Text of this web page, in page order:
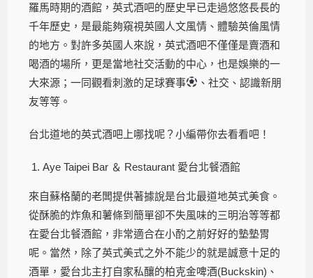
羅馬時期的酒館，英式酒吧的歷史早已走過悠悠長長的
千年歷史，是最能夠窺視英國人文風情、體驗英倫風情
的地方。對許多英國人來說，英式酒吧不僅僅是賣酒和
喝酒的場所，更是當地社交活動的中心，也是娛樂的一
大來源；一同觀看刺激的足球賽事
、社交、認識新朋
友等等。
台北道地的英式酒吧上哪找呢？小編帶你去看看吧！
Aye Taipei Bar ＆ Restaurant 愛台北餐酒館
來自蘇格蘭的老闆提供著據說是台北最道地英式美食。
從酥脆的炸魚和薯條到簡單卻不失風味的三明治等等都
在愛台北餐酒館，非常適合在小酌之前好好的墊墊胃
呢。當然，除了英式美式之外不能少的就是誠意十足的
酒單，愛台北主打自家私釀的柏克金啤酒(Buckskin)、